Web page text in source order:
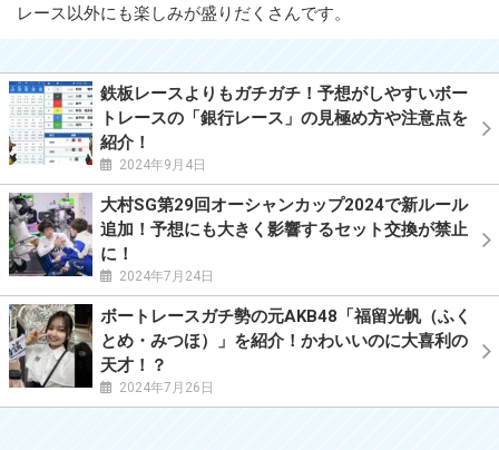
レース以外にも楽しみが盛りだくさんです。
鉄板レースよりもガチガチ！予想がしやすいボー
トレースの「銀行レース」の見極め方や注意点を
紹介！
2024年9月4日
大村SG第29回オーシャンカップ2024で新ルール
追加！予想にも大きく影響するセット交換が禁止
に！
2024年7月24日
ボートレースガチ勢の元AKB48「福留光帆（ふく
とめ・みつほ）」を紹介！かわいいのに大喜利の
天才！？
2024年7月26日